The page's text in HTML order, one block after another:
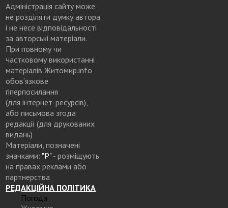
Адміністрація сайту може
не розділяти думку автора
і не несе відповідальності
за авторські матеріали.
При повному чи
частковому використанні
матеріалів Житомир.info
обов’язкове
гіперпосилання
(для інтернет-ресурсів),
або письмова згода
редакції (для друкованих
видань)
Матеріали, позначені
значками: "Р"- розміщують
на правах реклами або
партнерства
РЕДАКЦІЙНА ПОЛІТИКА
Погода